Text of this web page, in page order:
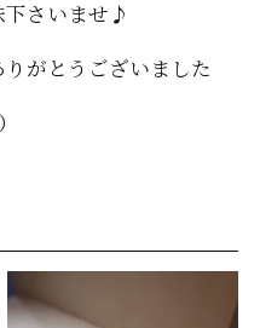
下さいませ♪
がとうございました